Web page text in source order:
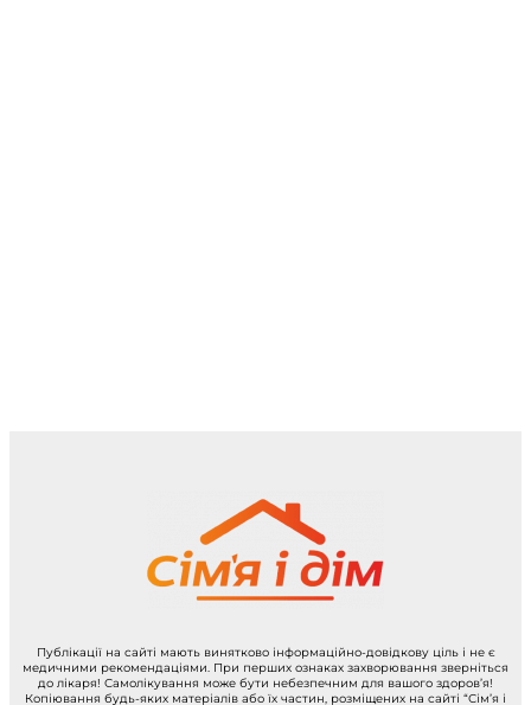
Публікації на сайті мають винятково інформаційно-довідкову ціль і не є
медичними рекомендаціями. При перших ознаках захворювання зверніться
до лікаря! Самолікування може бути небезпечним для вашого здоров’я!
Копіювання будь-яких матеріалів або їх частин, розміщених на сайті “Сім’я і